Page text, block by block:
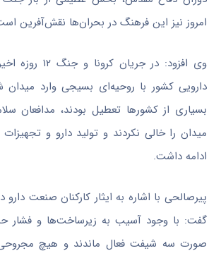
امروز نیز این فرهنگ در بحران‌ها نقش‌آفرین
وی افزود: در جریان
دارویی کشور با روحیه‌ای بسیجی وارد
بسیاری از کشورها تعطیل بودند، مدافعان
میدان را خالی نکردند و تولید دارو و
ادامه داشت.
پیرصالحی با اشاره به ایثار کارکنان صنعت
گفت: با وجود آسیب به زیرساخت‌ها و فشار
صورت سه شیفت فعال ماندند و هیچ مجروحی